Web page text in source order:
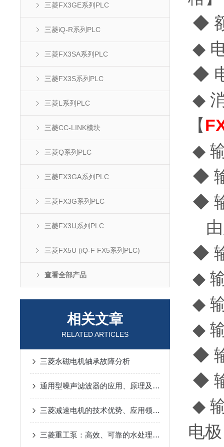
三菱FX3GE系列PLC
三菱iQ-R系列PLC
三菱FX3SA系列PLC
三菱FX3S系列PLC
三菱L系列PLC
三菱CC-LINK模块
三菱Q系列PLC
三菱FX3GA系列PLC
三菱FX3G系列PLC
三菱FX3U系列PLC
三菱FX5U (iQ-F FX5系列PLC)
查看全部产品
相关文章
RELATED ARTICLES
三菱永磁电机轴承故障分析
通用型噪声滤波器的应用、原理及分类
三菱减速电机的技术优势、应用领域与使用时需要注意的事项
三菱重工泵：高效、可靠的水处理解决方案
◆
◆
◆
◆
【
◆
◆
◆
由
◆
◆
◆
◆
◆
◆
◆
电极